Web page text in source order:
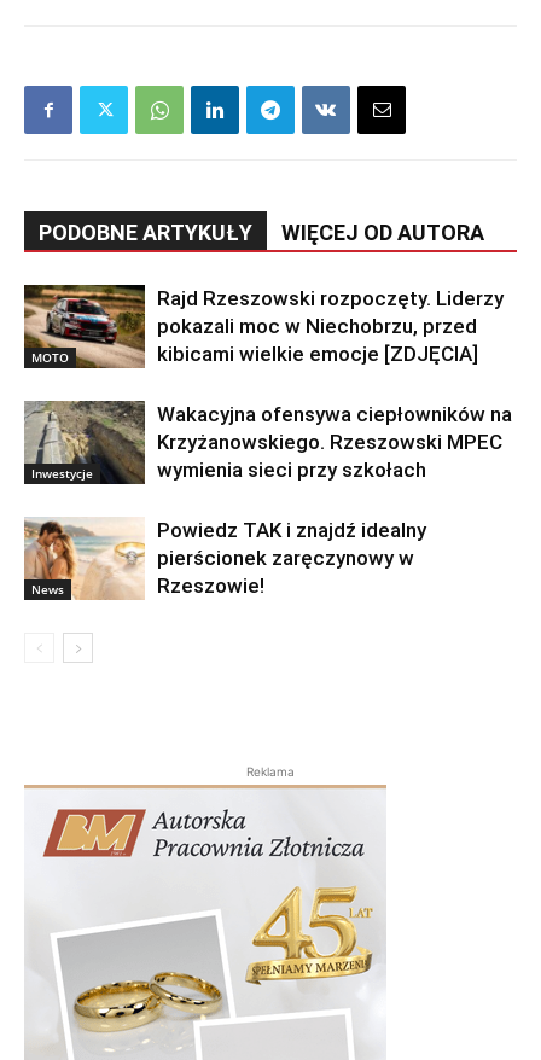
PODOBNE ARTYKUŁY WIĘCEJ OD AUTORA
MOTO
Rajd Rzeszowski rozpoczęty. Liderzy
pokazali moc w Niechobrzu, przed
kibicami wielkie emocje [ZDJĘCIA]
Inwestycje
Wakacyjna ofensywa ciepłowników na
Krzyżanowskiego. Rzeszowski MPEC
wymienia sieci przy szkołach
News
Powiedz TAK i znajdź idealny
pierścionek zaręczynowy w
Rzeszowie!
Reklama